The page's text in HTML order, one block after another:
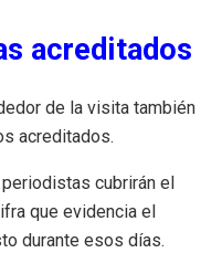
acreditados
de la visita también
acreditados.
cubrirán el
que evidencia el
durante esos días.